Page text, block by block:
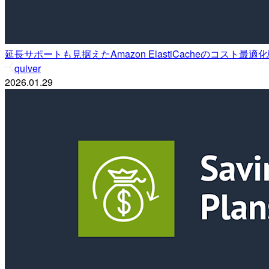
延長サポートも見据えたAmazon ElastiCacheのコスト最適
quiver
2026.01.29